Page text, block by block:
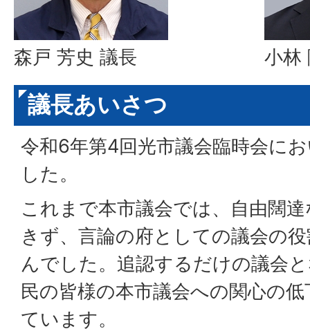
森戸 芳史 議長 小林
議長あいさつ
令和6年第4回光市議会臨時会に
した。
これまで本市議会では、自由闊
きず、言論の府としての議会の
んでした。追認するだけの議会
民の皆様の本市議会への関心の
ています。